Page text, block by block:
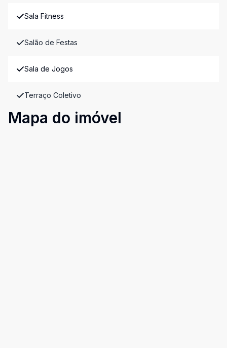
Sala Fitness
Salão de Festas
Sala de Jogos
Terraço Coletivo
Mapa do imóvel